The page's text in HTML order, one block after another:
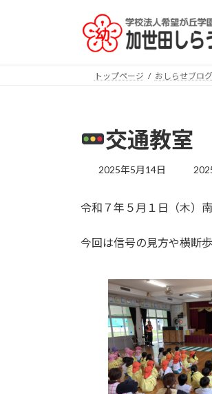
トップページ おしらせブログ
交通教室
2025年5月14日
最
新
時
:
令和７年５月１日（木）
今回は信号の見方や横断